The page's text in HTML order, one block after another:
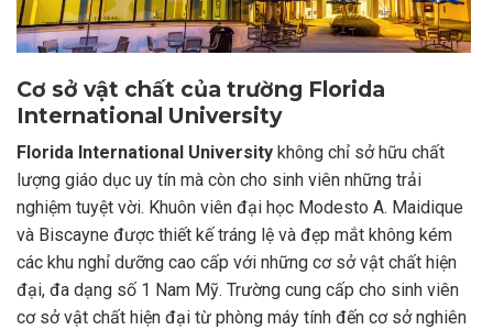
Cơ sở vật chất của trường Florida
International University
Florida International University không chỉ sở hữu chất
lượng giáo dục uy tín mà còn cho sinh viên những trải
nghiệm tuyệt vời. Khuôn viên đại học Modesto A. Maidique
và Biscayne được thiết kế tráng lệ và đẹp mắt không kém
các khu nghỉ dưỡng cao cấp với những cơ sở vật chất hiện
đại, đa dạng số 1 Nam Mỹ. Trường cung cấp cho sinh viên
cơ sở vật chất hiện đại từ phòng máy tính đến cơ sở nghiên